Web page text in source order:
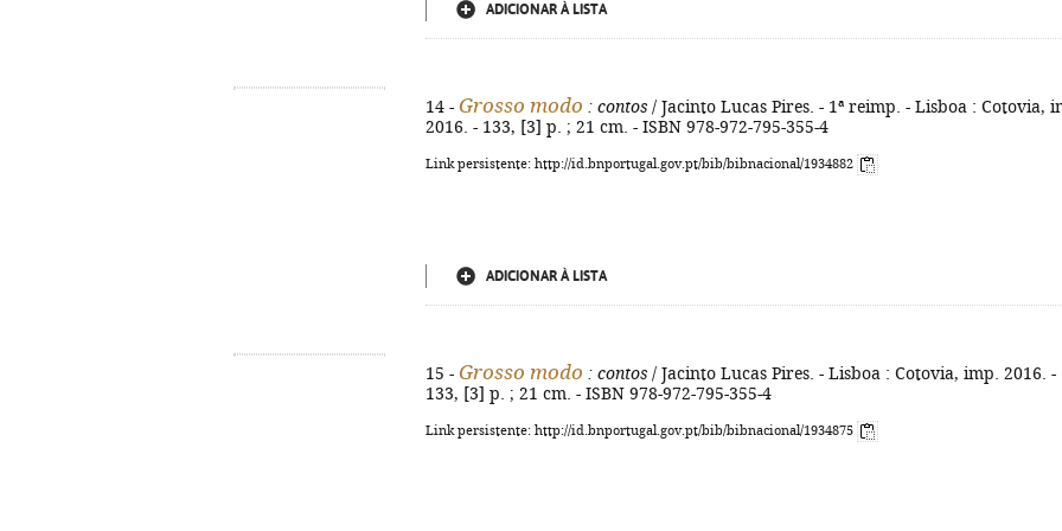
ADICIONAR À LISTA
14 - Grosso modo : contos / Jacinto Lucas Pires. - 1ª reimp. - Lisboa : Cotovia,
2016. - 133, [3] p. ; 21 cm. - ISBN 978-972-795-355-4
Link persistente: http://id.bnportugal.gov.pt/bib/bibnacional/1934882
ADICIONAR À LISTA
15 - Grosso modo : contos / Jacinto Lucas Pires. - Lisboa : Cotovia, imp. 2016. -
133, [3] p. ; 21 cm. - ISBN 978-972-795-355-4
Link persistente: http://id.bnportugal.gov.pt/bib/bibnacional/1934875